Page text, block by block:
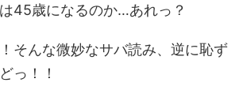
45歳になるのか…あれっ？
そんな微妙なサバ読み、逆に恥ず
っ！！